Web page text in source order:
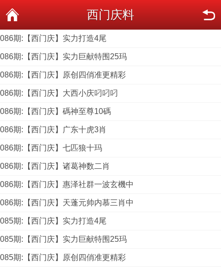
西门庆料
086期:【西门庆】实力打造4尾
086期:【西门庆】实力巨献特围25玛
086期:【西门庆】原创四俏准更精彩
086期:【西门庆】大西小庆叼叼叼
086期:【西门庆】碼神至尊10碼
086期:【西门庆】广东十虎3肖
086期:【西门庆】七匹狼十玛
086期:【西门庆】诸葛神数二肖
086期:【西门庆】惠泽社群一波玄機中
086期:【西门庆】天蓬元帅内慕三肖中
085期:【西门庆】实力打造4尾
085期:【西门庆】实力巨献特围25玛
085期:【西门庆】原创四俏准更精彩